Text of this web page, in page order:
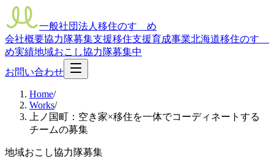
一般社団法人移住のすゝめ
会社概要協力隊募集支援移住支援育成事業北海道移住のすゝ
め実績地域おこし協力隊募集中
お問い合わせ
Home/
Works/
上ノ国町：空き家×移住を一体でコーディネートする
チームの募集
地域おこし協力隊募集